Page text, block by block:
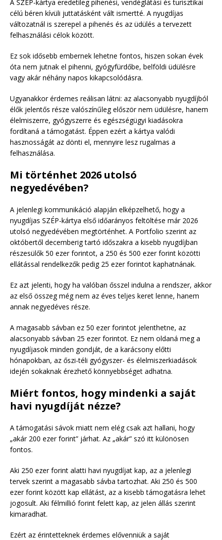
A SZÉP-kártya eredetileg pihenési, vendéglátási és turisztikai
célú béren kívüli juttatásként vált ismertté. A nyugdíjas
változatnál is szerepel a pihenés és az üdülés a tervezett
felhasználási célok között.
Ez sok idősebb embernek lehetne fontos, hiszen sokan évek
óta nem jutnak el pihenni, gyógyfürdőbe, belföldi üdülésre
vagy akár néhány napos kikapcsolódásra.
Ugyanakkor érdemes reálisan látni: az alacsonyabb nyugdíjból
élők jelentős része valószínűleg először nem üdülésre, hanem
élelmiszerre, gyógyszerre és egészségügyi kiadásokra
fordítaná a támogatást. Éppen ezért a kártya valódi
hasznosságát az dönti el, mennyire lesz rugalmas a
felhasználása.
Mi történhet 2026 utolsó
negyedévében?
A jelenlegi kommunikáció alapján elképzelhető, hogy a
nyugdíjas SZÉP-kártya első időarányos feltöltése már 2026
utolsó negyedévében megtörténhet. A Portfolio szerint az
októbertől decemberig tartó időszakra a kisebb nyugdíjban
részesülők 50 ezer forintot, a 250 és 500 ezer forint közötti
ellátással rendelkezők pedig 25 ezer forintot kaphatnának.
Ez azt jelenti, hogy ha valóban ősszel indulna a rendszer, akkor
az első összeg még nem az éves teljes keret lenne, hanem
annak negyedéves része.
A magasabb sávban ez 50 ezer forintot jelenthetne, az
alacsonyabb sávban 25 ezer forintot. Ez nem oldaná meg a
nyugdíjasok minden gondját, de a karácsony előtti
hónapokban, az őszi-téli gyógyszer- és élelmiszerkiadások
idején sokaknak érezhető könnyebbséget adhatna.
Miért fontos, hogy mindenki a saját
havi nyugdíját nézze?
A támogatási sávok miatt nem elég csak azt hallani, hogy
„akár 200 ezer forint” járhat. Az „akár” szó itt különösen
fontos.
Aki 250 ezer forint alatti havi nyugdíjat kap, az a jelenlegi
tervek szerint a magasabb sávba tartozhat. Aki 250 és 500
ezer forint között kap ellátást, az a kisebb támogatásra lehet
jogosult. Aki félmillió forint felett kap, az jelen állás szerint
kimaradhat.
Ezért az érintetteknek érdemes elővenniük a saját